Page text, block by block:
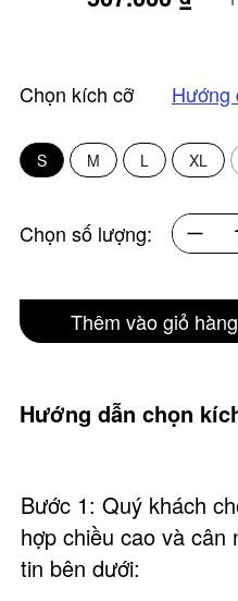
Hướng
S M L XL
Thêm vào giỏ hàng
Chọn kích cỡ
Chọn số lượng:
Hướng dẫn chọn
Bước 1: Quý khách
hợp chiều cao và cân
tin bên dưới: